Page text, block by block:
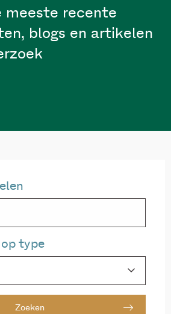
meeste recente
blogs en artikelen
type
Zoeken